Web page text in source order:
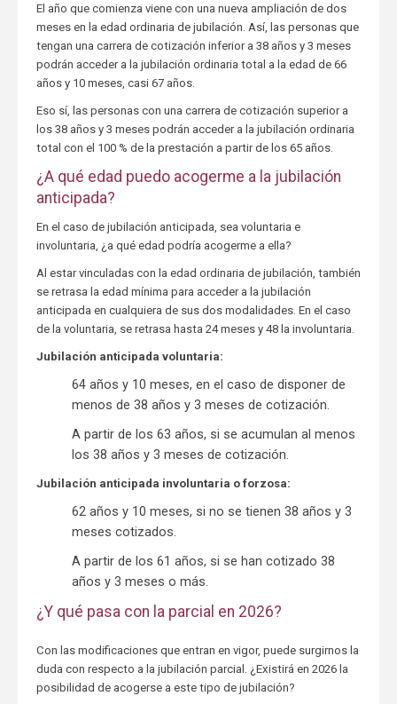
El año que comienza viene con una nueva ampliación de dos
meses en la edad ordinaria de jubilación. Así, las personas que
tengan una carrera de cotización inferior a 38 años y 3 meses
podrán acceder a la jubilación ordinaria total a la edad de 66
años y 10 meses, casi 67 años.
Eso sí, las personas con una carrera de cotización superior a
los 38 años y 3 meses podrán acceder a la jubilación ordinaria
total con el 100 % de la prestación a partir de los 65 años.
¿A qué edad puedo acogerme a la jubilación
anticipada?
En el caso de jubilación anticipada, sea voluntaria e
involuntaria, ¿a qué edad podría acogerme a ella?
Al estar vinculadas con la edad ordinaria de jubilación, también
se retrasa la edad mínima para acceder a la jubilación
anticipada en cualquiera de sus dos modalidades. En el caso
de la voluntaria, se retrasa hasta 24 meses y 48 la involuntaria.
Jubilación anticipada voluntaria:
64 años y 10 meses, en el caso de disponer de
menos de 38 años y 3 meses de cotización.
A partir de los 63 años, si se acumulan al menos
los 38 años y 3 meses de cotización.
Jubilación anticipada involuntaria o forzosa:
62 años y 10 meses, si no se tienen 38 años y 3
meses cotizados.
A partir de los 61 años, si se han cotizado 38
años y 3 meses o más.
¿Y qué pasa con la parcial en 2026?
Con las modificaciones que entran en vigor, puede surgirnos la
duda con respecto a la jubilación parcial. ¿Existirá en 2026 la
posibilidad de acogerse a este tipo de jubilación?